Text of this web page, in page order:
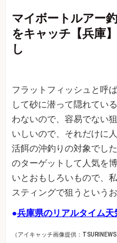
マイボートルアー
をキャッチ【兵庫
し
フラットフィッシュと呼
して砂に潜って隠れてい
わないので、容易でない
いしいので、それだけに
活餌の沖釣りの対象でし
のターゲットして人気を
いとおもしろいもので、
スティングで狙うというお
●兵庫県のリアルタイム天
（アイキャッチ画像提供：